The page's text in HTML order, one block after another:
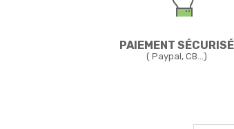
PAIEMENT SÉCURISÉ
( Paypal, CB...)